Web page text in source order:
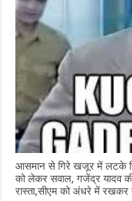
आसमान से गिरे खजूर में लटके
को लेकर सवाल, गजेंद्र यादव
रास्ता,सीएम को अंधरे में रखकर